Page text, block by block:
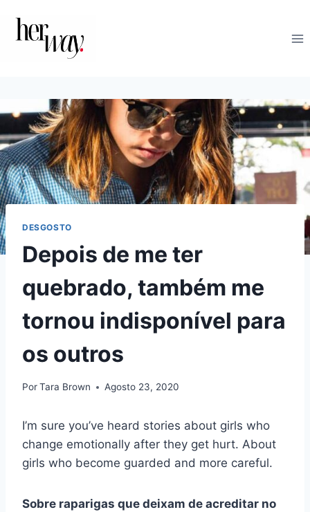
DESGOSTO
Depois de me ter
quebrado, também me
tornou indisponível para
os outros
PorTara Brown Agosto 23, 2020
I’m sure you’ve heard stories about girls who
change emotionally after they get hurt. About
girls who become guarded and more careful.
Sobre raparigas que deixam de acreditar no